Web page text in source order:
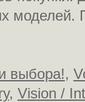
выбора!,
, Vision /